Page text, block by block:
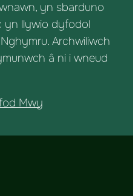
yn sbarduno
yn llywio dyfodol
Archwiliwch
â ni i wneud
Mwy